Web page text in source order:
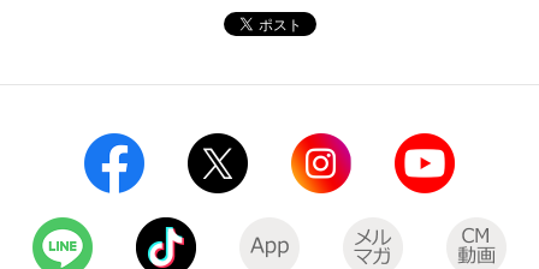
学び・教育
コインランドリー（店舗限定）
自転車シェアリング（店舗限定）
モバイルバッテリーシェアリング（店舗限定）
セブン‐イレブンの「商品力」
セブン-イレブンの横顔
セブン-イレブンの歴史